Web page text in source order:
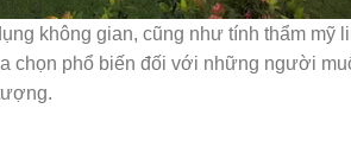
không gian, cũng như tính thẩm mỹ
phổ biến đối với những người